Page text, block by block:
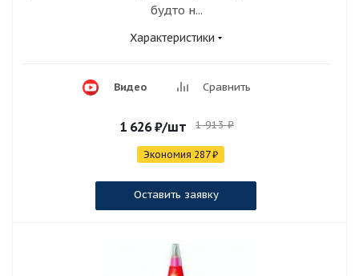
будто н...
Характеристики
Видео Сравнить
1 626₽/шт 1 913₽
Экономия 287₽
Оставить заявку